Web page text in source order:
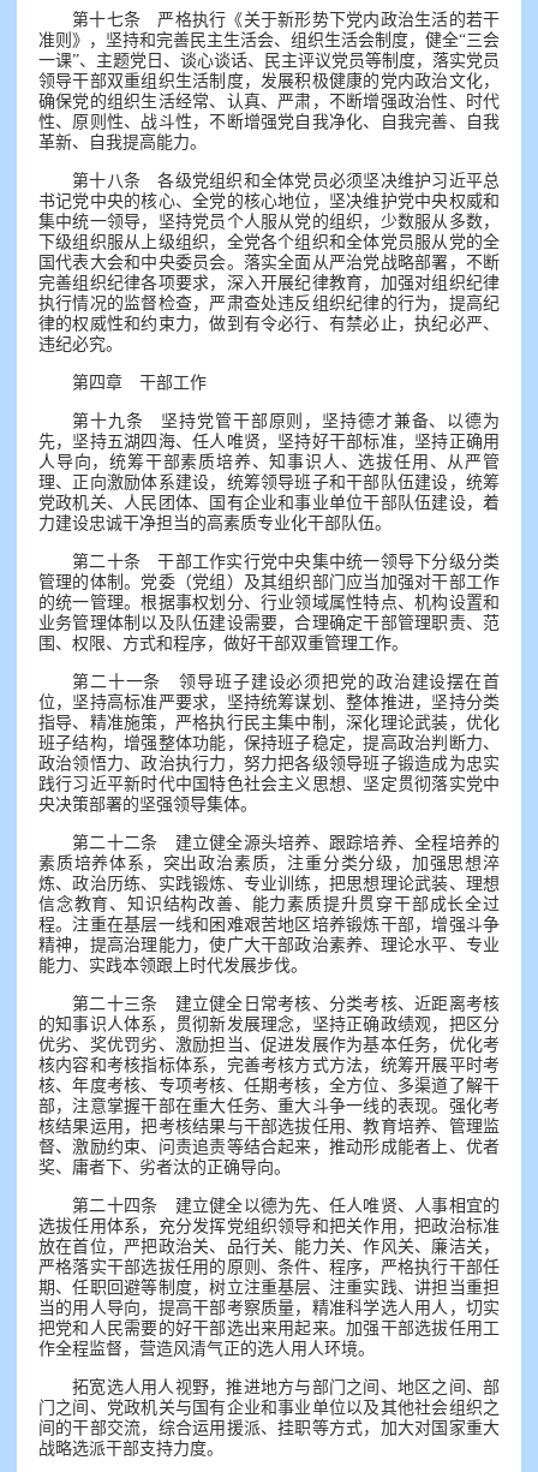
第十七条 严格执行《关于新形势下党内政治生活的若干
准则》，坚持和完善民主生活会、组织生活会制度，健全“三会
一课”、主题党日、谈心谈话、民主评议党员等制度，落实党员
领导干部双重组织生活制度，发展积极健康的党内政治文化，
确保党的组织生活经常、认真、严肃，不断增强政治性、时代
性、原则性、战斗性，不断增强党自我净化、自我完善、自我
革新、自我提高能力。
第十八条 各级党组织和全体党员必须坚决维护习近平总
书记党中央的核心、全党的核心地位，坚决维护党中央权威和
集中统一领导，坚持党员个人服从党的组织，少数服从多数，
下级组织服从上级组织，全党各个组织和全体党员服从党的全
国代表大会和中央委员会。落实全面从严治党战略部署，不断
完善组织纪律各项要求，深入开展纪律教育，加强对组织纪律
执行情况的监督检查，严肃查处违反组织纪律的行为，提高纪
律的权威性和约束力，做到有令必行、有禁必止，执纪必严、
违纪必究。
第四章 干部工作
第十九条 坚持党管干部原则，坚持德才兼备、以德为
先，坚持五湖四海、任人唯贤，坚持好干部标准，坚持正确用
人导向，统筹干部素质培养、知事识人、选拔任用、从严管
理、正向激励体系建设，统筹领导班子和干部队伍建设，统筹
党政机关、人民团体、国有企业和事业单位干部队伍建设，着
力建设忠诚干净担当的高素质专业化干部队伍。
第二十条 干部工作实行党中央集中统一领导下分级分类
管理的体制。党委（党组）及其组织部门应当加强对干部工作
的统一管理。根据事权划分、行业领域属性特点、机构设置和
业务管理体制以及队伍建设需要，合理确定干部管理职责、范
围、权限、方式和程序，做好干部双重管理工作。
第二十一条 领导班子建设必须把党的政治建设摆在首
位，坚持高标准严要求，坚持统筹谋划、整体推进，坚持分类
指导、精准施策，严格执行民主集中制，深化理论武装，优化
班子结构，增强整体功能，保持班子稳定，提高政治判断力、
政治领悟力、政治执行力，努力把各级领导班子锻造成为忠实
践行习近平新时代中国特色社会主义思想、坚定贯彻落实党中
央决策部署的坚强领导集体。
第二十二条 建立健全源头培养、跟踪培养、全程培养的
素质培养体系，突出政治素质，注重分类分级，加强思想淬
炼、政治历练、实践锻炼、专业训练，把思想理论武装、理想
信念教育、知识结构改善、能力素质提升贯穿干部成长全过
程。注重在基层一线和困难艰苦地区培养锻炼干部，增强斗争
精神，提高治理能力，使广大干部政治素养、理论水平、专业
能力、实践本领跟上时代发展步伐。
第二十三条 建立健全日常考核、分类考核、近距离考核
的知事识人体系，贯彻新发展理念，坚持正确政绩观，把区分
优劣、奖优罚劣、激励担当、促进发展作为基本任务，优化考
核内容和考核指标体系，完善考核方式方法，统筹开展平时考
核、年度考核、专项考核、任期考核，全方位、多渠道了解干
部，注意掌握干部在重大任务、重大斗争一线的表现。强化考
核结果运用，把考核结果与干部选拔任用、教育培养、管理监
督、激励约束、问责追责等结合起来，推动形成能者上、优者
奖、庸者下、劣者汰的正确导向。
第二十四条 建立健全以德为先、任人唯贤、人事相宜的
选拔任用体系，充分发挥党组织领导和把关作用，把政治标准
放在首位，严把政治关、品行关、能力关、作风关、廉洁关，
严格落实干部选拔任用的原则、条件、程序，严格执行干部任
期、任职回避等制度，树立注重基层、注重实践、讲担当重担
当的用人导向，提高干部考察质量，精准科学选人用人，切实
把党和人民需要的好干部选出来用起来。加强干部选拔任用工
作全程监督，营造风清气正的选人用人环境。
拓宽选人用人视野，推进地方与部门之间、地区之间、部
门之间、党政机关与国有企业和事业单位以及其他社会组织之
间的干部交流，综合运用援派、挂职等方式，加大对国家重大
战略选派干部支持力度。